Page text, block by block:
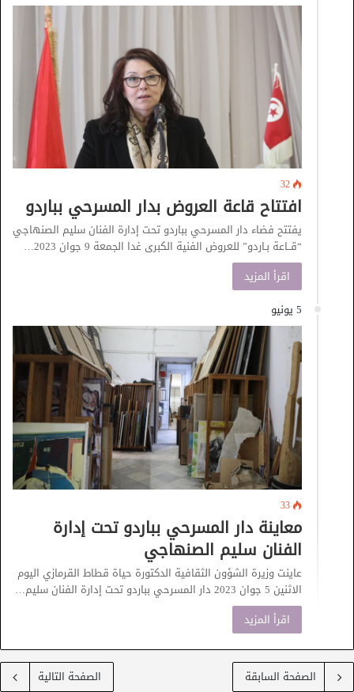
32
افتتاح قاعة العروض بدار المسرحي بباردو
يفتتح فضاء دار المسرحي بباردو تحت إدارة الفنان سليم الصنهاجي
“قــاعة بـاردو” للعروض الفنية الكبرى غدا الجمعة 9 جوان 2023…
اقرأ المزيد
5 يونيو
33
معاينة دار المسرحي بباردو تحت إدارة
الفنان سليم الصنهاجي
عاينت وزيرة الشؤون الثقافية الدكتورة حياة قطاط القرمازي اليوم
الاثنين 5 جوان 2023 دار المسرحي بباردو تحت إدارة الفنان سليم…
اقرأ المزيد
الصفحة السابقة الصفحة التالية